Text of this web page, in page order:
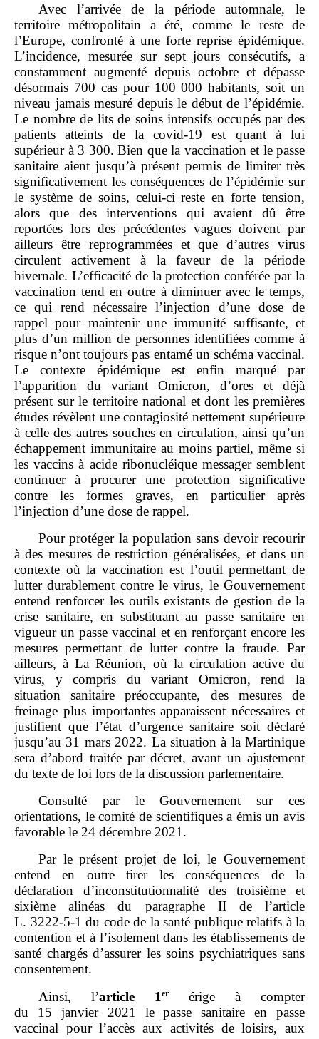
Avec l’arrivée de la période automnale, le
territoire métropolitain a été, comme le reste de
l’Europe, confronté à une forte reprise épidémique.
L’incidence, mesurée sur sept jours consécutifs, a
constamment augmenté depuis octobre et dépasse
désormais 700 cas pour 100 000 habitants, soit un
niveau jamais mesuré depuis le début de l’épidémie.
Le nombre de lits de soins intensifs occupés par des
patients atteints de la covid‑19 est quant à lui
supérieur à 3 300. Bien que la vaccination et le passe
sanitaire aient jusqu’à présent permis de limiter très
significativement les conséquences de l’épidémie sur
le système de soins, celui‑ci reste en forte tension,
alors que des interventions qui avaient dû être
reportées lors des précédentes vagues doivent par
ailleurs être reprogrammées et que d’autres virus
circulent activement à la faveur de la période
hivernale. L’efficacité de la protection conférée par la
vaccination tend en outre à diminuer avec le temps,
ce qui rend nécessaire l’injection d’une dose de
rappel pour maintenir une immunité suffisante, et
plus d’un million de personnes identifiées comme à
risque n’ont toujours pas entamé un schéma vaccinal.
Le contexte épidémique est enfin marqué par
l’apparition du variant Omicron, d’ores et déjà
présent sur le territoire national et dont les premières
études révèlent une contagiosité nettement supérieure
à celle des autres souches en circulation, ainsi qu’un
échappement immunitaire au moins partiel, même si
les vaccins à acide ribonucléique messager semblent
continuer à procurer une protection significative
contre les formes graves, en particulier après
l’injection d’une dose de rappel.
Pour protéger la population sans devoir recourir
à des mesures de restriction généralisées, et dans un
contexte où la vaccination est l’outil permettant de
lutter durablement contre le virus, le Gouvernement
entend renforcer les outils existants de gestion de la
crise sanitaire, en substituant au passe sanitaire en
vigueur un passe vaccinal et en renforçant encore les
mesures permettant de lutter contre la fraude. Par
ailleurs, à La Réunion, où la circulation active du
virus, y compris du variant Omicron, rend la
situation sanitaire préoccupante, des mesures de
freinage plus importantes apparaissent nécessaires et
justifient que l’état d’urgence sanitaire soit déclaré
jusqu’au 31 mars 2022. La situation à la Martinique
sera d’abord traitée par décret, avant un ajustement
du texte de loi lors de la discussion parlementaire.
Consulté par le Gouvernement sur ces
orientations, le comité de scientifiques a émis un avis
favorable le 24 décembre 2021.
Par le présent projet de loi, le Gouvernement
entend en outre tirer les conséquences de la
déclaration d’inconstitutionnalité des troisième et
sixième alinéas du paragraphe II de l’article
L. 3222‑5‑1 du code de la santé publique relatifs à la
contention et à l’isolement dans les établissements de
santé chargés d’assurer les soins psychiatriques sans
consentement.
Ainsi, l’article 1 er
érige à compter
du 15 janvier 2021 le passe sanitaire en passe
vaccinal pour l’accès aux activités de loisirs, aux